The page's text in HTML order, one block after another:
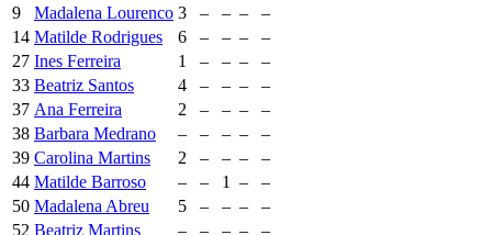
9
Madalena Lourenco 3 – – –
–
14 Matilde Rodrigues 6 – – –
–
27 Ines Ferreira 1 – – –
–
33 Beatriz Santos 4 – – –
–
37 Ana Ferreira 2 – – –
–
38 Barbara Medrano – – – –
–
39 Carolina Martins 2 – – –
–
44 Matilde Barroso – – 1 –
–
50 Madalena Abreu 5 – – –
–
52 Beatriz Martins – – – –
–